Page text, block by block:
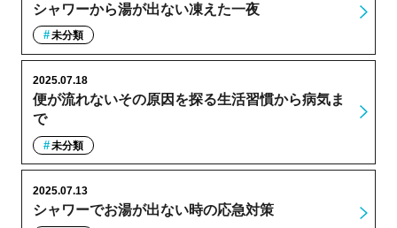
シャワーから湯が出ない凍えた一夜
未分類
便が流れないその原因を探る生活習慣から病気ま
で
2025.07.18
未分類
シャワーでお湯が出ない時の応急対策
2025.07.13